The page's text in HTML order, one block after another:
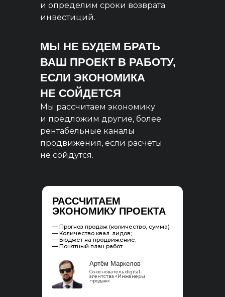
и определим сроки возврата
инвестиций.
МЫ НЕ БУДЕМ БРАТЬ
ВАШ ПРОЕКТ В РАБОТУ,
ЕСЛИ ЭКОНОМИКА
НЕ СОЙДЕТСЯ
Мы рассчитаем экономику
и предложим другие, более
рентабельные каналы
продвижения, если расчеты
не сойдутся.
Со-основатель digital-
агентства «Инженеры
продаж»
Артём Маркелов
РАССЧИТАЕМ
ЭКОНОМИКУ ПРОЕКТА
— Прогноз продаж (количество, сумма)
— Количество квал. лидов;
— Бюджет на продвижение;
— Понятный план работ.